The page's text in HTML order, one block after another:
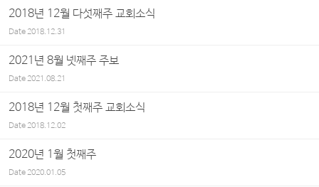
2018년 12월 다섯째주 교회소식
Date2018.12.31
2021년 8월 넷째주 주보
Date2021.08.21
2018년 12월 첫째주 교회소식
Date2018.12.02
2020년 1월 첫째주
Date2020.01.05